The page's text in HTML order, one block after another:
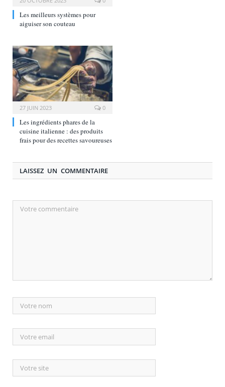
Les meilleurs systèmes pour
aiguiser son couteau
27 JUIN 2023 0
Les ingrédients phares de la
cuisine italienne : des produits
frais pour des recettes savoureuses
LAISSEZ UN COMMENTAIRE